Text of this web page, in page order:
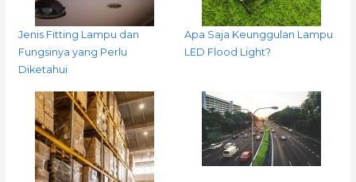
Jenis Fitting Lampu dan
Fungsinya yang Perlu
Diketahui
Apa Saja Keunggulan Lampu
LED Flood Light?